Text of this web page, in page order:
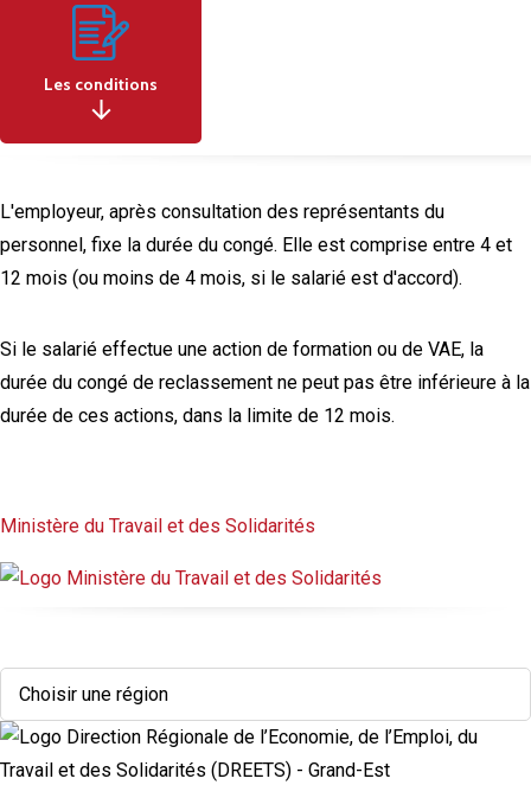
Les conditions
L'employeur, après consultation des représentants du
personnel, fixe la durée du congé. Elle est comprise entre 4 et
12 mois (ou moins de 4 mois, si le salarié est d'accord).
Si le salarié effectue une action de formation ou de VAE, la
durée du congé de reclassement ne peut pas être inférieure à la
durée de ces actions, dans la limite de 12 mois.
Ministère du Travail et des Solidarités